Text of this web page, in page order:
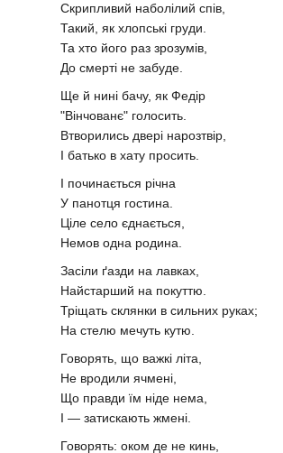
Скрипливий наболілий спів,
Такий, як хлопські груди.
Та хто його раз зрозумів,
До смерті не забуде.
Ще й нині бачу, як Федір
"Вінчованє" голосить.
Втворились двері нарозтвір,
І батько в хату просить.
І починається річна
У панотця гостина.
Ціле село єднається,
Немов одна родина.
Засіли ґазди на лавках,
Найстарший на покуттю.
Тріщать склянки в сильних руках;
На стелю мечуть кутю.
Говорять, що важкі літа,
Не вродили ячмені,
Що правди їм ніде нема,
І — затискають жмені.
Говорять: оком де не кинь,